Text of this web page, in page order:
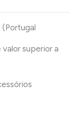
(Portugal
valor superior a